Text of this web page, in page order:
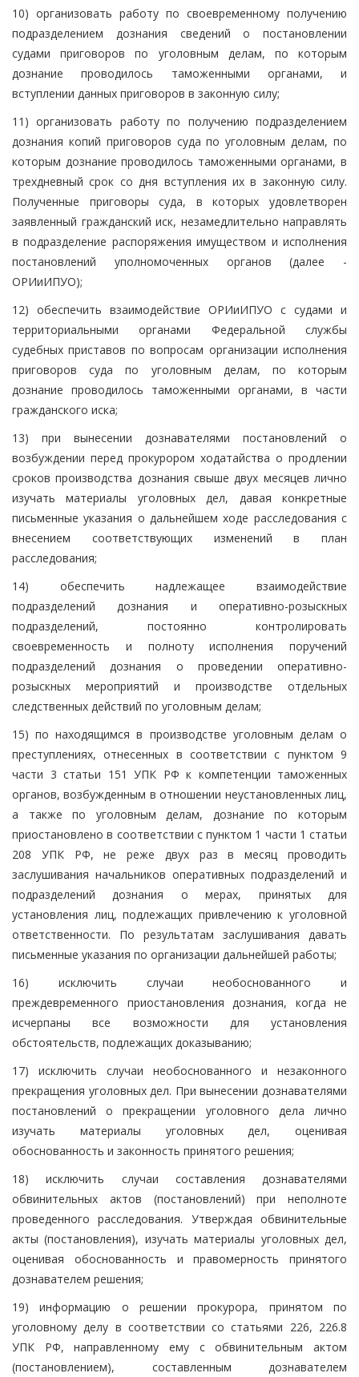
10) организовать работу по своевременному получению
подразделением дознания сведений о постановлении
судами приговоров по уголовным делам, по которым
дознание проводилось таможенными органами, и
вступлении данных приговоров в законную силу;
11) организовать работу по получению подразделением
дознания копий приговоров суда по уголовным делам, по
которым дознание проводилось таможенными органами, в
трехдневный срок со дня вступления их в законную силу.
Полученные приговоры суда, в которых удовлетворен
заявленный гражданский иск, незамедлительно направлять
в подразделение распоряжения имуществом и исполнения
постановлений уполномоченных органов (далее -
ОРИиИПУО);
12) обеспечить взаимодействие ОРИиИПУО с судами и
территориальными органами Федеральной службы
судебных приставов по вопросам организации исполнения
приговоров суда по уголовным делам, по которым
дознание проводилось таможенными органами, в части
гражданского иска;
13) при вынесении дознавателями постановлений о
возбуждении перед прокурором ходатайства о продлении
сроков производства дознания свыше двух месяцев лично
изучать материалы уголовных дел, давая конкретные
письменные указания о дальнейшем ходе расследования с
внесением соответствующих изменений в план
расследования;
14) обеспечить надлежащее взаимодействие
подразделений дознания и оперативно-розыскных
подразделений, постоянно контролировать
своевременность и полноту исполнения поручений
подразделений дознания о проведении оперативно-
розыскных мероприятий и производстве отдельных
следственных действий по уголовным делам;
15) по находящимся в производстве уголовным делам о
преступлениях, отнесенных в соответствии с пунктом 9
части 3 статьи 151 УПК РФ к компетенции таможенных
органов, возбужденным в отношении неустановленных лиц,
а также по уголовным делам, дознание по которым
приостановлено в соответствии с пунктом 1 части 1 статьи
208 УПК РФ, не реже двух раз в месяц проводить
заслушивания начальников оперативных подразделений и
подразделений дознания о мерах, принятых для
установления лиц, подлежащих привлечению к уголовной
ответственности. По результатам заслушивания давать
письменные указания по организации дальнейшей работы;
16) исключить случаи необоснованного и
преждевременного приостановления дознания, когда не
исчерпаны все возможности для установления
обстоятельств, подлежащих доказыванию;
17) исключить случаи необоснованного и незаконного
прекращения уголовных дел. При вынесении дознавателями
постановлений о прекращении уголовного дела лично
изучать материалы уголовных дел, оценивая
обоснованность и законность принятого решения;
18) исключить случаи составления дознавателями
обвинительных актов (постановлений) при неполноте
проведенного расследования. Утверждая обвинительные
акты (постановления), изучать материалы уголовных дел,
оценивая обоснованность и правомерность принятого
дознавателем решения;
19) информацию о решении прокурора, принятом по
уголовному делу в соответствии со статьями 226, 226.8
УПК РФ, направленному ему с обвинительным актом
(постановлением), составленным дознавателем